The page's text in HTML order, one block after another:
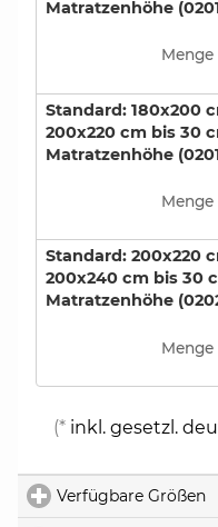
Um sicher zu gehen,
ausgewählte Farbe
entspricht, senden
dieser
kleines Hand-
und die Qualität des
auf Anfrage lassen
Spannbetttücher
anfertigen. Bitte
sowie besonderen
maßangefertigte
Matratzenhöhe
Menge
Standard: 180x200
200x220 cm bis 30
Matratzenhöhe
Menge
Standard: 200x220
200x240 cm bis 30
Matratzenhöhe
Menge
(*inkl. gesetzl.
Verfügbare Größen